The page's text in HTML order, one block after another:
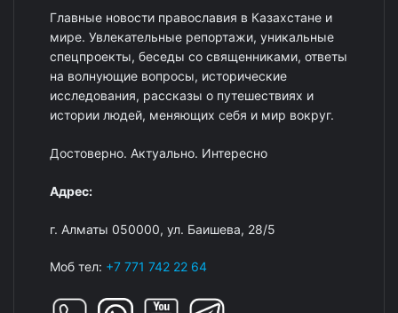
Главные новости православия в Казахстане и
мире. Увлекательные репортажи, уникальные
спецпроекты, беседы со священниками, ответы
на волнующие вопросы, исторические
исследования, рассказы о путешествиях и
истории людей, меняющих себя и мир вокруг.
Достоверно. Актуально. Интересно
Адрес:
г. Алматы 050000, ул. Баишева, 28/5
Моб тел: +7 771 742 22 64